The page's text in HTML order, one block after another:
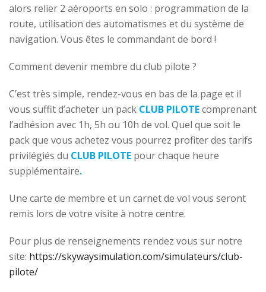
alors relier 2 aéroports en solo : programmation de la
route, utilisation des automatismes et du système de
navigation. Vous êtes le commandant de bord !
Comment devenir membre du club pilote ?
C’est très simple, rendez-vous en bas de la page et il
vous suffit d’acheter un pack CLUB PILOTEcomprenant
l’adhésion avec 1h, 5h ou 10h de vol. Quel que soit le
pack que vous achetez vous pourrez profiter des tarifs
privilégiés du CLUB PILOTE pour chaque heure
supplémentaire.
Une carte de membre et un carnet de vol vous seront
remis lors de votre visite à notre centre.
Pour plus de renseignements rendez vous sur notre
site: https://skywaysimulation.com/simulateurs/club-
pilote/